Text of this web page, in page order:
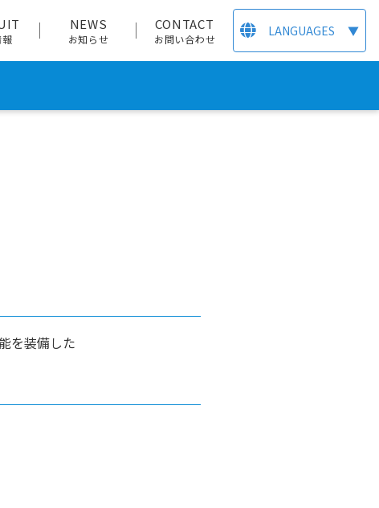
NEWS
お知らせ
CONTACT
お問い合わせ
LANGUAGES ▼
を装備した